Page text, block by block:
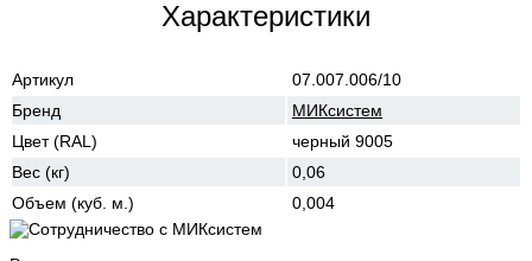
Характеристики
Артикул
07.007.006/10
Бренд
МИКсистем
Цвет (RAL)
черный 9005
Вес (кг)
0,06
Объем (куб. м.)
0,004